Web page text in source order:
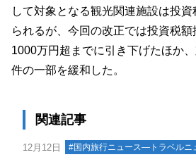
して対象となる観光関連施設は投
られるが、今回の改正では投資税
1000万円超までに引き下げたほか
件の一部を緩和した。
関連記事
12月12日 #国内旅行ニュース―トラベルニ